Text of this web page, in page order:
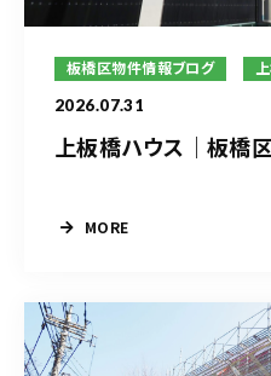
板橋区物件情報ブログ
2026.07.31
上板橋ハウス｜板橋
MORE